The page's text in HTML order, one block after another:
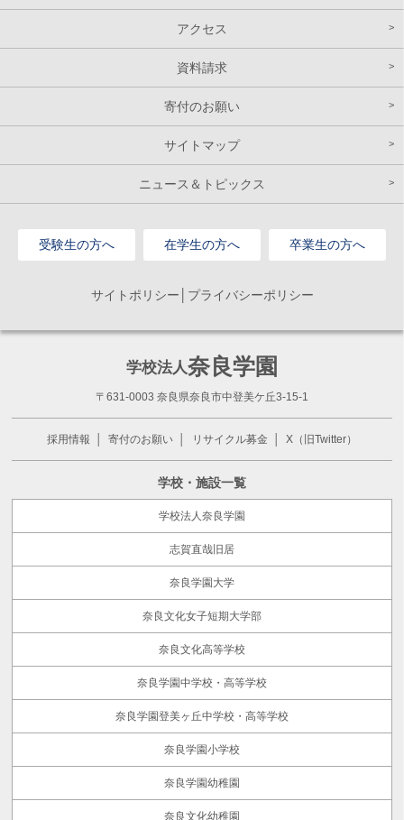
アクセス
資料請求
寄付のお願い
サイトマップ
ニュース＆トピックス
受験生の方へ 在学生の方へ 卒業生の方へ
サイトポリシー│プライバシーポリシー
学校法人奈良学園
〒631-0003 奈良県奈良市中登美ケ丘3-15-1
採用情報 寄付のお願い リサイクル募金 X（旧Twitter）
学校・施設一覧
学校法人奈良学園
志賀直哉旧居
奈良学園大学
奈良文化女子短期大学部
奈良文化高等学校
奈良学園中学校・高等学校
奈良学園登美ヶ丘中学校・高等学校
奈良学園小学校
奈良学園幼稚園
奈良文化幼稚園